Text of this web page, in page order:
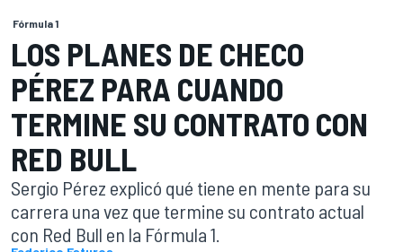
Fórmula 1
LOS PLANES DE CHECO
PÉREZ PARA CUANDO
TERMINE SU CONTRATO CON
RED BULL
Sergio Pérez explicó qué tiene en mente para su
carrera una vez que termine su contrato actual
con Red Bull en la Fórmula 1.